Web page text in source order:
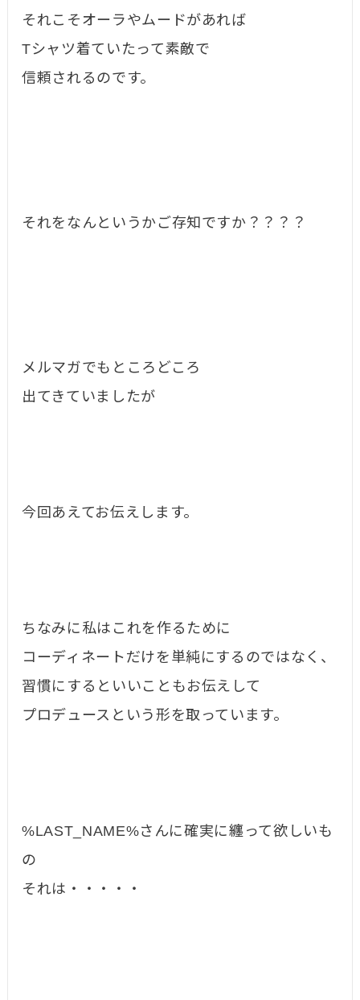
それこそオーラやムードがあれば
Tシャツ着ていたって素敵で
信頼されるのです。
それをなんというかご存知ですか？？？？
メルマガでもところどころ
出てきていましたが
今回あえてお伝えします。
ちなみに私はこれを作るために
コーディネートだけを単純にするのではなく、
習慣にするといいこともお伝えして
プロデュースという形を取っています。
%LAST_NAME%さんに確実に纏って欲しいも
の
それは・・・・・